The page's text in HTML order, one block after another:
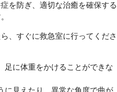
を防ぎ、適切な治癒を確保する
、すぐに救急室に行ってくださ
足に体重をかけることができな